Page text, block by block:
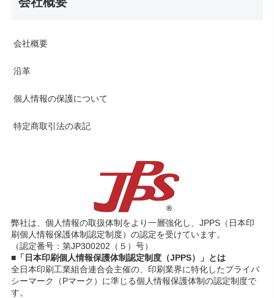
会社概要
沿革
個人情報の保護について
特定商取引法の表記
弊社は、個人情報の取扱体制をより一層強化し、JPPS（日本印
刷個人情報保護体制認定制度）の認定を受けています。
（認定番号：第JP300202（５）号）
■「日本印刷個人情報保護体制認定制度（JPPS）」とは
全日本印刷工業組合連合会主催の、印刷業界に特化したプライバ
シーマーク（Pマーク）に準じる個人情報保護体制の認定制度で
す。